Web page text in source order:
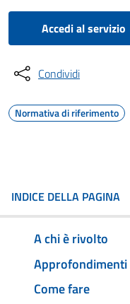
Accedi al servizio
Condividi
Normativa di riferimento
INDICE DELLA PAGINA
A chi è rivolto
Approfondimenti
Come fare